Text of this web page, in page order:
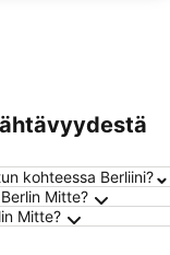
kohteessa Berliini?
Mitte?
Mitte?